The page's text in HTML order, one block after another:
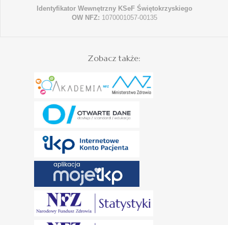
Identyfikator Wewnętrzny KSeF Świętokrzyskiego
OW NFZ: 1070001057-00135
Zobacz także: